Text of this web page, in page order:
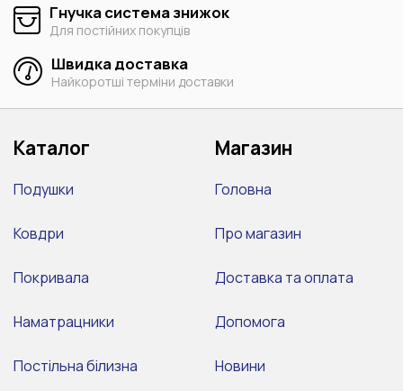
Гнучка система знижок
Для постійних покупців
Швидка доставка
Найкоротші терміни доставки
Каталог
Подушки
Ковдри
Покривала
Наматрацники
Постільна білизна
Магазин
Головна
Про магазин
Доставка та оплата
Допомога
Новини